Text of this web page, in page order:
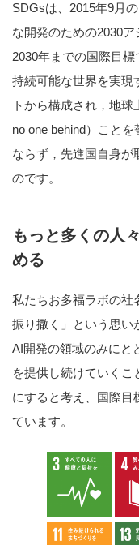
SDGsは、2015年9月
な開発のための2030
2030年までの国際目標
持続可能な世界を実現
トから構成され，地
no one behind）こと
ならず，先進国自身が
のです。
もっと多くの人
める
私たちお多福ラボの社
振り撒く」という思い
AI開発の領域のみにと
を提供し続けていく
にすると考え、国際目
ています。